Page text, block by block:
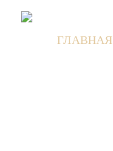
ГЛАВНАЯ